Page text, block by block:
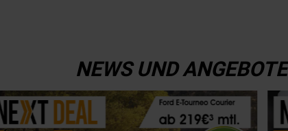
NEWS UND ANGEBOTE